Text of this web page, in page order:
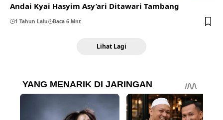
Andai Kyai Hasyim Asy’ari Ditawari Tambang
1 Tahun Lalu Baca 6 Mnt
Lihat Lagi